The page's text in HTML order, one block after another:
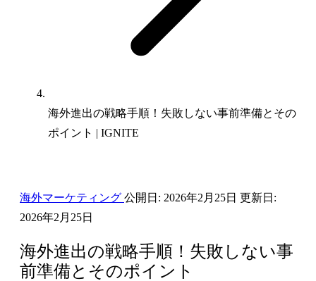
海外進出の戦略手順！失敗しない事前準備とその
ポイント | IGNITE
海外マーケティング 公開日: 2026年2月25日 更新日:
2026年2月25日
海外進出の戦略手順！失敗しない事
前準備とそのポイント